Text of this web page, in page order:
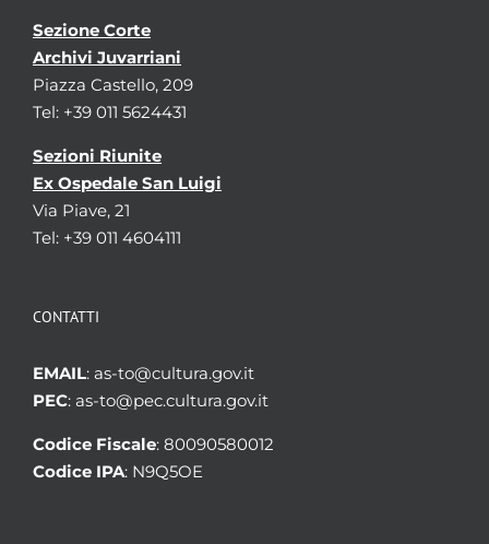
Sezione Corte
Archivi Juvarriani
Piazza Castello, 209
Tel: +39 011 5624431
Sezioni Riunite
Ex Ospedale San Luigi
Via Piave, 21
Tel: +39 011 4604111
CONTATTI
EMAIL: as-to@cultura.gov.it
PEC: as-to@pec.cultura.gov.it
Codice Fiscale: 80090580012
Codice IPA: N9Q5OE